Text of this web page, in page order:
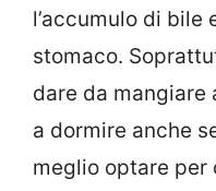
l’accumulo di bile
stomaco.
dare da mangiare
a dormire anche
meglio optare per